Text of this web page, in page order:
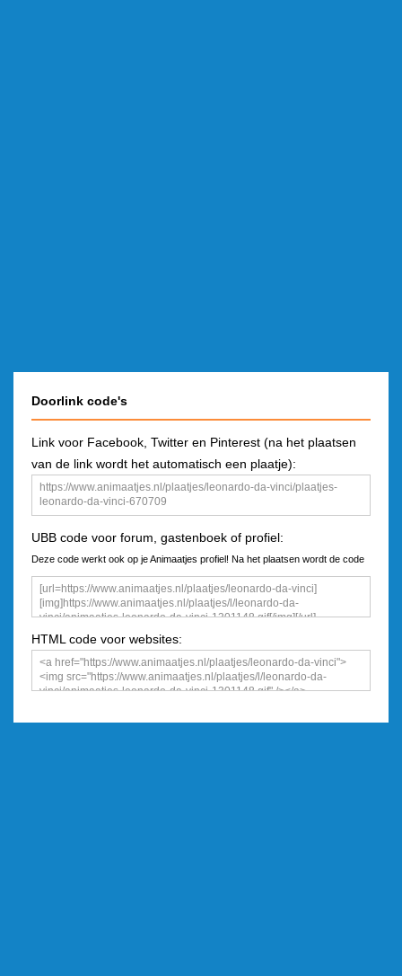
Doorlink code's
Link voor Facebook, Twitter en Pinterest (na het plaatsen
van de link wordt het automatisch een plaatje):
UBB code voor forum, gastenboek of profiel:
Deze code werkt ook op je Animaatjes profiel! Na het plaatsen wordt de code
een plaatje
HTML code voor websites: